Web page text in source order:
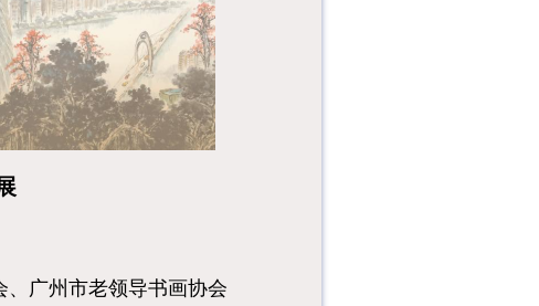
中，“马”是一个意蕴
极其丰富的象征符
号，象征人才：常
以...
熟悉的旋律在空气里
漫开时你是否也停下
了手中的忙碌？当那
些鲜活的画...
广州市老领导书画协会